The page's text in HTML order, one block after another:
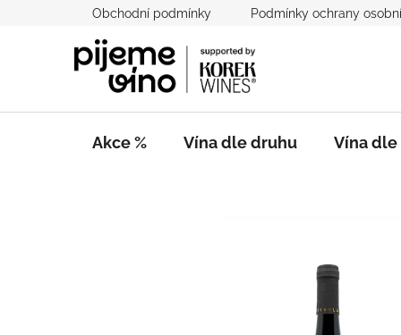
Obchodní podmínky Podmínky ochrany
Akce % Vína dle druhu Vína dle